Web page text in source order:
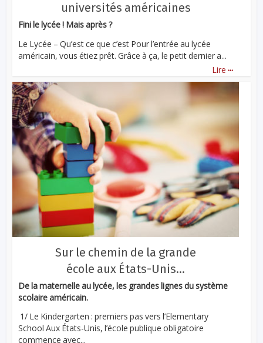
universités américaines
Fini le lycée ! Mais après ?
Le Lycée – Qu’est ce que c’est Pour l’entrée au lycée
américain, vous étiez prêt. Grâce à ça, le petit dernier a...
Lire ...
Sur le chemin de la grande
école aux États-Unis…
De la maternelle au lycée, les grandes lignes du système
scolaire américain.
1/ Le Kindergarten : premiers pas vers l’Elementary
School Aux États-Unis, l’école publique obligatoire
commence avec...